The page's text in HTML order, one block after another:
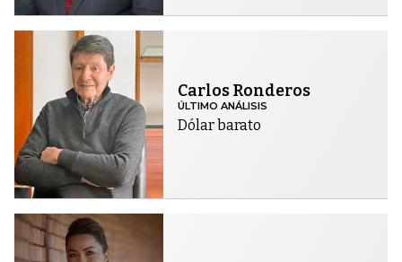
Carlos Ronderos
ÚLTIMO ANÁLISIS
Dólar barato